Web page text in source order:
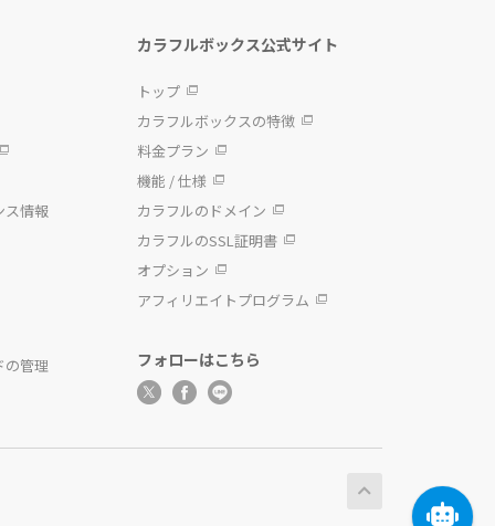
ス情報
の管理
カラフルボックス公式サイト
トップ
カラフルボックスの特徴
料金プラン
機能 / 仕様
カラフルのドメイン
カラフルのSSL証明書
オプション
アフィリエイトプログラム
フォローはこちら